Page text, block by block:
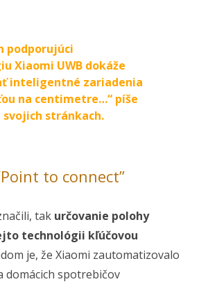
podporujúci
Xiaomi UWB dokáže
inteligentné zariadenia
na centimetre…“ píše
svojich stránkach.
to connect”
tak určovanie polohy
technológii kľúčovou
je, že Xiaomi zautomatizovalo
domácich spotrebičov